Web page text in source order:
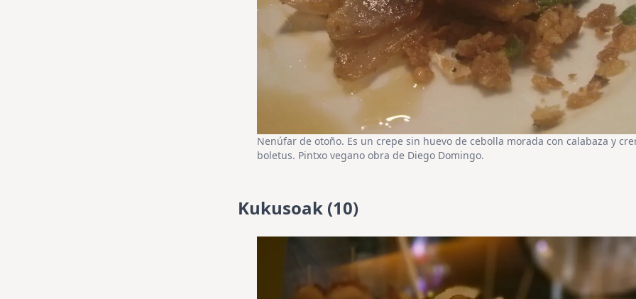
Nenúfar de otoño. Es un crepe sin huevo de cebolla morada con calabaza y
boletus. Pintxo vegano obra de Diego Domingo.
Kukusoak (10)